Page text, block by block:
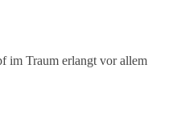
im Traum erlangt vor allem